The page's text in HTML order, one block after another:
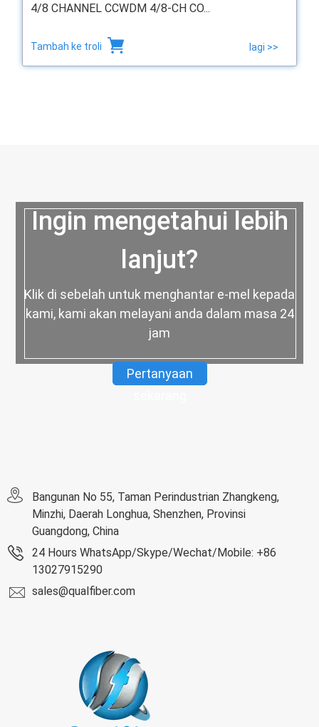
4/8 CHANNEL CCWDM 4/8-CH CO...
Tambah ke troli lagi >>
Ingin mengetahui lebih
lanjut?
Klik di sebelah untuk menghantar e-mel kepada
kami, kami akan melayani anda dalam masa 24
jam
Pertanyaan
Bangunan No 55, Taman Perindustrian Zhangkeng,
Minzhi, Daerah Longhua, Shenzhen, Provinsi
Guangdong, China
24 Hours WhatsApp/Skype/Wechat/Mobile: +86
13027915290
sales@qualfiber.com